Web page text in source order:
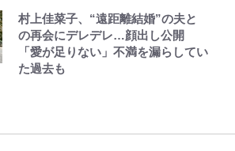
村上佳菜子、“遠距離結婚”の夫と
の再会にデレデレ…顔出し公開
「愛が足りない」不満を漏らしてい
た過去も
｢想像よりデカくて吹いた｣
｢なんじゃこりゃあああ！｣本田圭
佑の古巣ミラン、漆黒×蛍光レッド
人気漫画家・江口寿史がお金がなく
て原画を売却!? 画集『KING OF
POP』で起死回生！
「あまりにも強すぎる…」『呪術廻
戦≡』で描かれた、本編最強の呪術
師たちの「その後」 虎杖、東堂、
釘崎らの数十年後の姿とは
クラスに入学。そして、 第64話(3)
「電気風呂の数は全国一」温泉じゃ
ないのに大満足！ 上高地帰りに寄
りたい「林檎の湯屋 おぶ～」【山
帰り、今日はどこでととのう？